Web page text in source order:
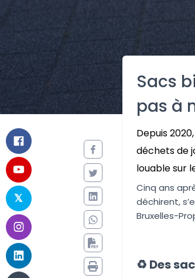
Sacs
pas à
Depuis
déchets de
louable sur
Cinq ans
déchirent,
Bruxelles-
♻️ Des